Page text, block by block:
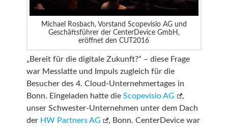
Michael Rosbach, Vorstand Scopevisio AG und
Geschäftsführer der CenterDevice GmbH,
eröffnet den CUT2016
„Bereit für die digitale Zukunft?“ – diese Frage
war Messlatte und Impuls zugleich für die
Besucher des 4. Cloud-Unternehmertages in
Bonn. Eingeladen hatte die Scopevisio AG
,
unser Schwester-Unternehmen unter dem Dach
der HW Partners AG
, Bonn. CenterDevice war